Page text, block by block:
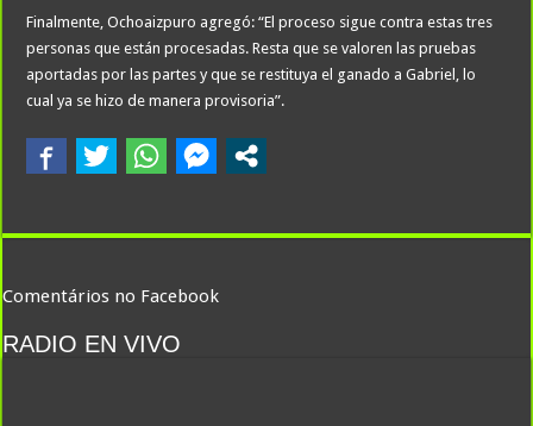
Finalmente, Ochoaizpuro agregó: “El proceso sigue contra estas tres
personas que están procesadas. Resta que se valoren las pruebas
aportadas por las partes y que se restituya el ganado a Gabriel, lo
cual ya se hizo de manera provisoria”.
Comentários no Facebook
RADIO EN VIVO